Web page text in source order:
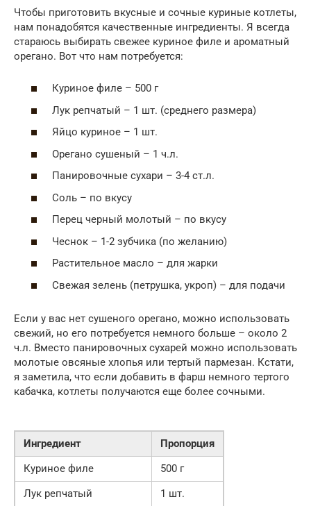
Чтобы приготовить вкусные и сочные куриные котлеты,
нам понадобятся качественные ингредиенты. Я всегда
стараюсь выбирать свежее куриное филе и ароматный
орегано. Вот что нам потребуется:
Куриное филе – 500 г
Лук репчатый – 1 шт. (среднего размера)
Яйцо куриное – 1 шт.
Орегано сушеный – 1 ч.л.
Панировочные сухари – 3-4 ст.л.
Соль – по вкусу
Перец черный молотый – по вкусу
Чеснок – 1-2 зубчика (по желанию)
Растительное масло – для жарки
Свежая зелень (петрушка, укроп) – для подачи
Если у вас нет сушеного орегано, можно использовать
свежий, но его потребуется немного больше – около 2
ч.л. Вместо панировочных сухарей можно использовать
молотые овсяные хлопья или тертый пармезан. Кстати,
я заметила, что если добавить в фарш немного тертого
кабачка, котлеты получаются еще более сочными.
Ингредиент
Пропорция
Куриное филе
500 г
Лук репчатый
1 шт.